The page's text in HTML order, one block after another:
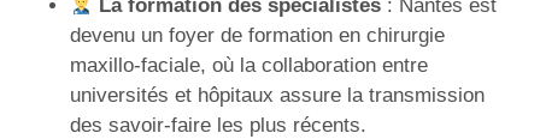
La formation des spécialistes : Nantes est
devenu un foyer de formation en chirurgie
maxillo-faciale, où la collaboration entre
universités et hôpitaux assure la transmission
des savoir-faire les plus récents.